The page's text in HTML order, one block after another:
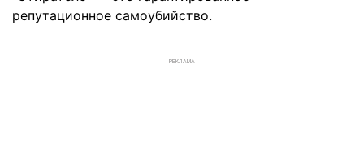
репутационное самоубийство.
РЕКЛАМА